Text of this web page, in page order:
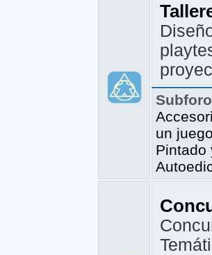
un
Pintado